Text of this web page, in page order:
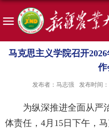
马克思主义学院召开
作
发布者：马志强 发布时间
为纵深推进全面从严
体责任，4月15日下午，